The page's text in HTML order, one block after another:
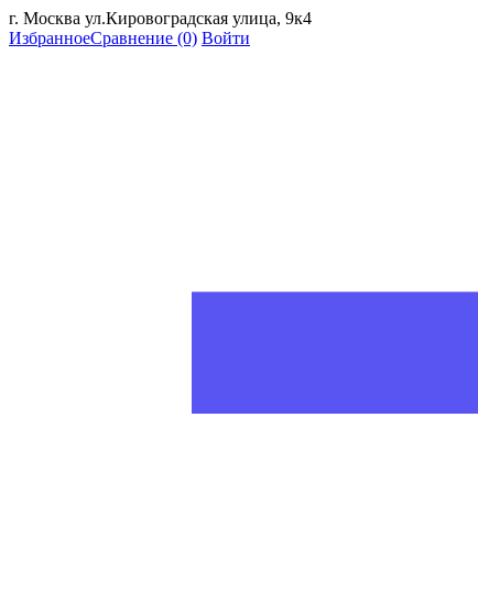
г. Москва ул.Кировоградская улица, 9к4
ИзбранноеСравнение (0) Войти